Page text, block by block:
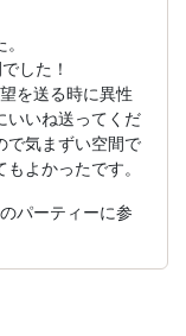
した！
を送る時に異性
いいね送ってくだ
で気まずい空間で
よかったです。
パーティーに参